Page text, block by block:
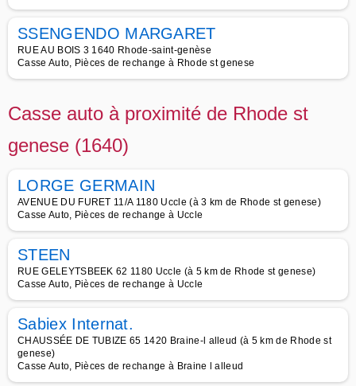
SSENGENDO MARGARET
RUE AU BOIS 3 1640 Rhode-saint-genèse
Casse Auto, Pièces de rechange à Rhode st genese
Casse auto à proximité de Rhode st
genese (1640)
LORGE GERMAIN
AVENUE DU FURET 11/A 1180 Uccle (à 3 km de Rhode st genese)
Casse Auto, Pièces de rechange à Uccle
STEEN
RUE GELEYTSBEEK 62 1180 Uccle (à 5 km de Rhode st genese)
Casse Auto, Pièces de rechange à Uccle
Sabiex Internat.
CHAUSSÉE DE TUBIZE 65 1420 Braine-l alleud (à 5 km de Rhode st
genese)
Casse Auto, Pièces de rechange à Braine l alleud